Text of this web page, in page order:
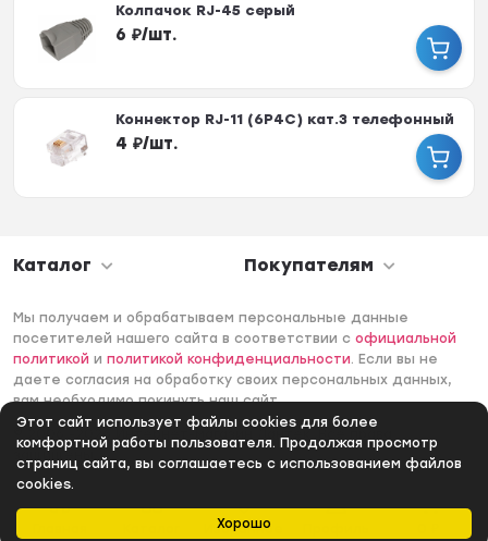
Хорошо
Этот сайт использует файлы cookies для более
комфортной работы пользователя. Продолжая просмотр
страниц сайта, вы соглашаетесь с использованием файлов
cookies.
Избранное
Колпачок RJ-45 серый
6 ₽/шт.
Коннектор RJ-11 (6P4C) кат.3 телефонный
4 ₽/шт.
Каталог Покупателям
Мы получаем и обрабатываем персональные данные
посетителей нашего сайта в соответствии софициальной
политикой иполитикой конфиденциальности. Если вы не
даете согласия на обработку своих персональных данных,
вам необходимо покинуть наш сайт.
© 2006 -2026 Интернет-магазин Лантек. Все права
защищены.